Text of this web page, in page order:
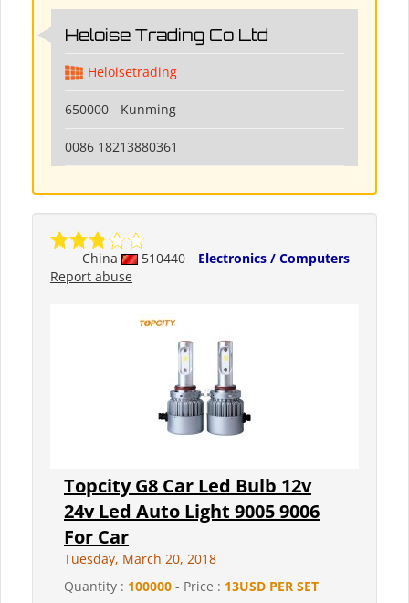
Heloise Trading Co Ltd
Heloisetrading
650000 - Kunming
0086 18213880361
China 510440
Electronics / Computers
Report abuse
Topcity G8 Car Led Bulb 12v
24v Led Auto Light 9005 9006
For Car
Tuesday, March 20, 2018
Quantity : 100000 - Price : 13USD PER SET